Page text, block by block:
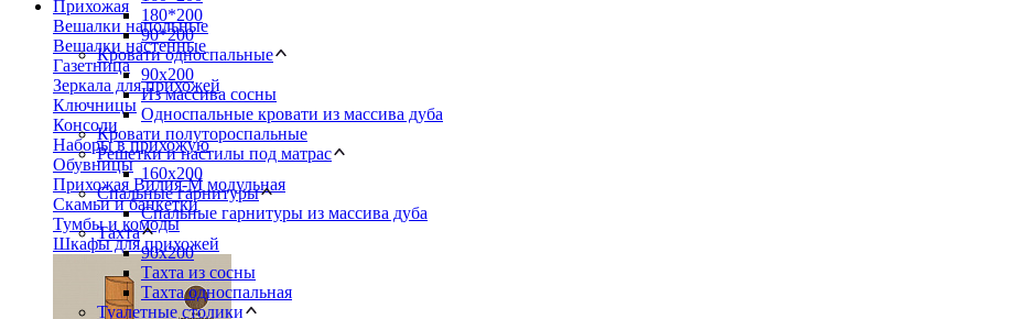
Прихожая
Вешалки напольные
Вешалки настенные
Газетница
Зеркала для прихожей
Ключницы
Консоли
Наборы в прихожую
Обувницы
Прихожая Вилия-М модульная
Скамьи и банкетки
Тумбы и комоды
Шкафы для прихожей
180*200
90*200
Кровати односпальные
90х200
Из массива сосны
Односпальные кровати из массива дуба
Кровати полутороспальные
Решетки и настилы под матрас
160х200
Спальные гарнитуры
Спальные гарнитуры из массива дуба
Тахта
90х200
Тахта из сосны
Тахта односпальная
Туалетные столики